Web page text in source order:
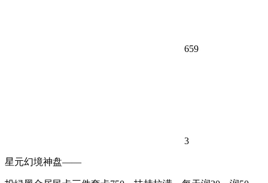
659
3
星元幻境神盘——